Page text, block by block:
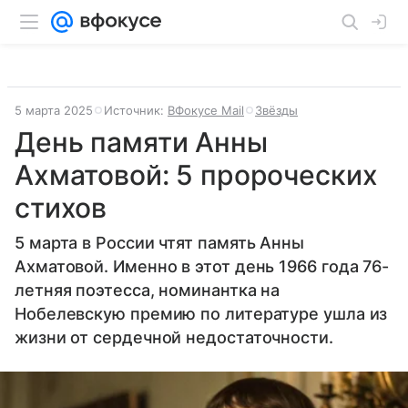
5 марта 2025 Источник: ВФокусе Mail Звёзды
День памяти Анны
Ахматовой: 5 пророческих
стихов
5 марта в России чтят память Анны
Ахматовой. Именно в этот день 1966 года 76-
летняя поэтесса, номинантка на
Нобелевскую премию по литературе ушла из
жизни от сердечной недостаточности.